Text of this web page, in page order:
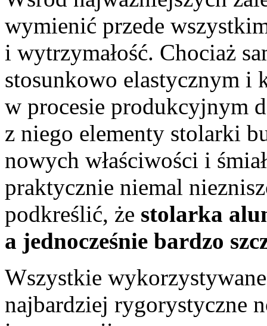
wymienić przede
i wytrzymałość. Chociaż
stosunkowo elastycznym i
w procesie produkcyjnym
z niego elementy stolarki
nowych właściwości i
praktycznie niemal
podkreślić, że stolarka
a jednocześnie bardzo
Wszystkie
najbardziej rygorystyczne